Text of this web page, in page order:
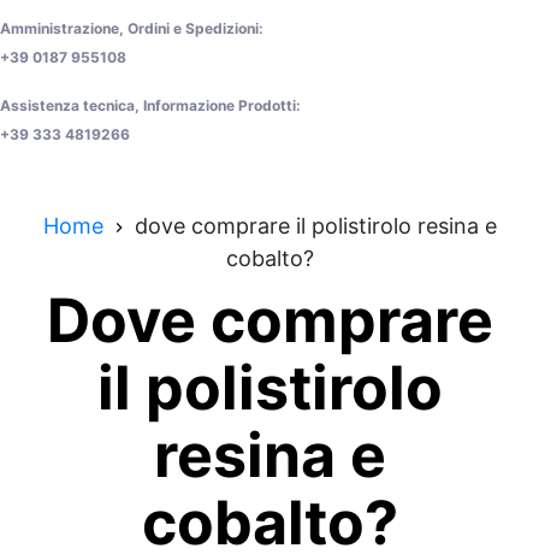
Amministrazione, Ordini e Spedizioni:
+39 0187 955108
Assistenza tecnica, Informazione Prodotti:
+39 333 4819266
Home
dove comprare il polistirolo resina e
cobalto?
Dove comprare
il polistirolo
resina e
cobalto?